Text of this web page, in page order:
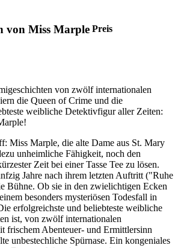
von Miss Marple Preis
von zwölf internationalen
die Queen of Crime und die
weibliche Detektivfigur aller Zeiten:
Miss Marple, die alte Dame aus St. Mary
unheimliche Fähigkeit, noch den
Zeit bei einer Tasse Tee zu lösen.
Jahre nach ihrem letzten Auftritt ("Ruhe
Bühne. Ob sie in den zwielichtigen Ecken
besonders mysteriösen Todesfall in
erfolgreichste und beliebteste weibliche
ist, von zwölf internationalen
frischem Abenteuer- und Ermittlersinn
unbestechliche Spürnase. Ein kongeniales